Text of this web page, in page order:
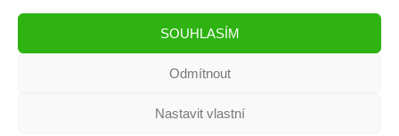
SOUHLASÍM
Odmítnout
Nastavit vlastní
Katalog pobytů
Dárkové poukazy​